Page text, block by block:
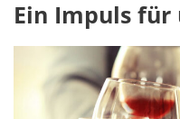
Ein Impuls für